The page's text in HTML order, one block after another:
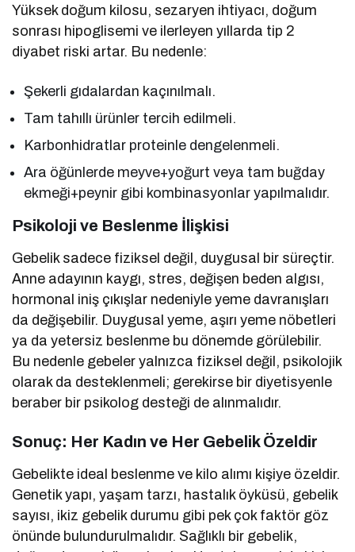
Yüksek doğum kilosu, sezaryen ihtiyacı, doğum
sonrası hipoglisemi ve ilerleyen yıllarda tip 2
diyabet riski artar. Bu nedenle:
Şekerli gıdalardan kaçınılmalı.
Tam tahıllı ürünler tercih edilmeli.
Karbonhidratlar proteinle dengelenmeli.
Ara öğünlerde meyve+yoğurt veya tam buğday
ekmeği+peynir gibi kombinasyonlar yapılmalıdır.
Psikoloji ve Beslenme İlişkisi
Gebelik sadece fiziksel değil, duygusal bir süreçtir.
Anne adayının kaygı, stres, değişen beden algısı,
hormonal iniş çıkışlar nedeniyle yeme davranışları
da değişebilir. Duygusal yeme, aşırı yeme nöbetleri
ya da yetersiz beslenme bu dönemde görülebilir.
Bu nedenle gebeler yalnızca fiziksel değil, psikolojik
olarak da desteklenmeli; gerekirse bir diyetisyenle
beraber bir psikolog desteği de alınmalıdır.
Sonuç: Her Kadın ve Her Gebelik Özeldir
Gebelikte ideal beslenme ve kilo alımı kişiye özeldir.
Genetik yapı, yaşam tarzı, hastalık öyküsü, gebelik
sayısı, ikiz gebelik durumu gibi pek çok faktör göz
önünde bulundurulmalıdır. Sağlıklı bir gebelik,